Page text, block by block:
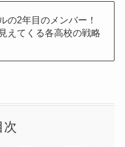
の2年目のメンバー！
えてくる各高校の戦略
次